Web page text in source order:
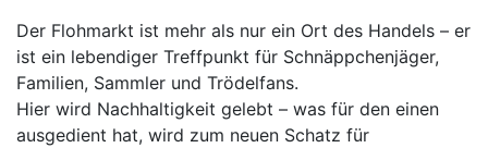
Der Flohmarkt ist mehr als nur ein Ort des Handels – er
ist ein lebendiger Treffpunkt für Schnäppchenjäger,
Familien, Sammler und Trödelfans.
Hier wird Nachhaltigkeit gelebt – was für den einen
ausgedient hat, wird zum neuen Schatz für